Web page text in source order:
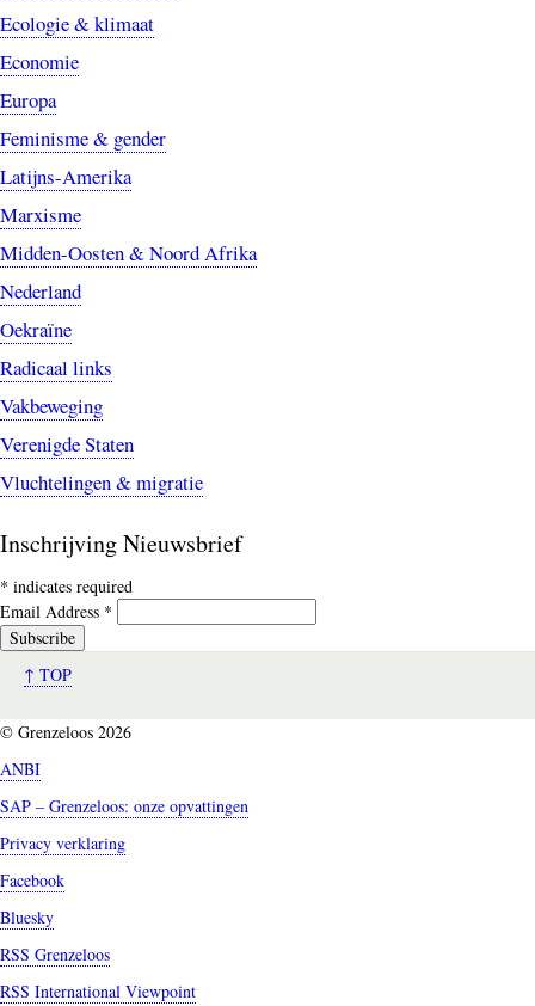
Ecologie & klimaat
Economie
Europa
Feminisme & gender
Latijns-Amerika
Marxisme
Midden-Oosten & Noord Afrika
Nederland
Oekraïne
Radicaal links
Vakbeweging
Verenigde Staten
Vluchtelingen & migratie
Inschrijving Nieuwsbrief
* indicates required
Email Address *
↑ TOP
© Grenzeloos 2026
ANBI
SAP – Grenzeloos: onze opvattingen
Privacy verklaring
Facebook
Bluesky
RSS Grenzeloos
RSS International Viewpoint